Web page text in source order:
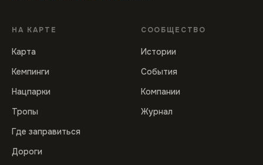
НА КАРТЕ
Карта
Кемпинги
Нацпарки
Тропы
Где заправиться
Дороги
СООБЩЕСТВО
Истории
События
Компании
Журнал